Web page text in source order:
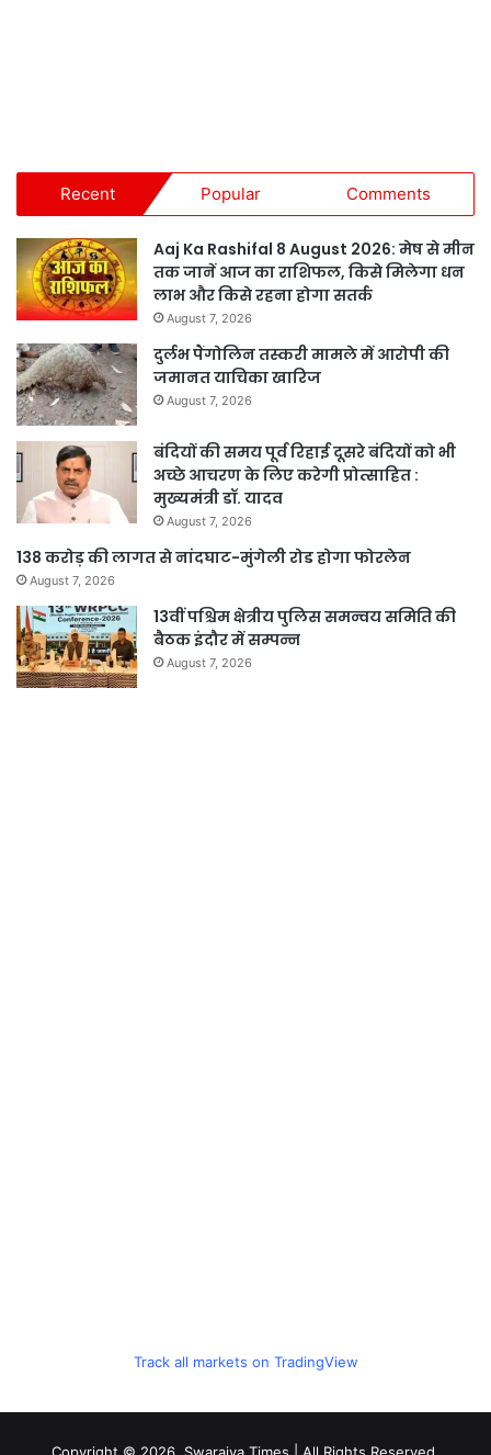
Recent Popular Comments
Aaj Ka Rashifal 8 August 2026: मेष से मीन
तक जानें आज का राशिफल, किसे मिलेगा धन
लाभ और किसे रहना होगा सतर्क
August 7, 2026
दुर्लभ पैंगोलिन तस्करी मामले में आरोपी की
जमानत याचिका खारिज
August 7, 2026
बंदियों की समय पूर्व रिहाई दूसरे बंदियों को भी
अच्छे आचरण के लिए करेगी प्रोत्साहित :
मुख्यमंत्री डॉ. यादव
August 7, 2026
138 करोड़ की लागत से नांदघाट-मुंगेली रोड होगा फोरलेन
August 7, 2026
13वीं पश्चिम क्षेत्रीय पुलिस समन्वय समिति की
बैठक इंदौर में सम्पन्न
August 7, 2026
Track all markets on TradingView